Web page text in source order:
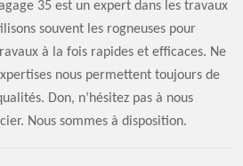
35 est un expert dans les travaux
souvent les rogneuses pour
à la fois rapides et efficaces. Ne
nous permettent toujours de
Don, n’hésitez pas à nous
Nous sommes à disposition.